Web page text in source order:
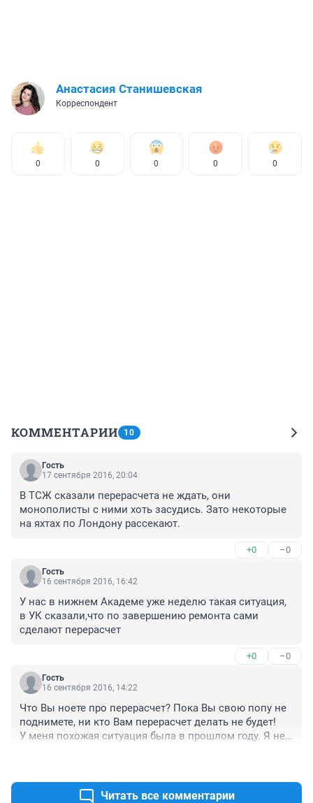
Анастасия Станишевская
Корреспондент
0 0 0 0 0
КОММЕНТАРИИ 10
Гость
17 сентября 2016, 20:04
В ТСЖ сказали перерасчета не ждать, они
монополисты с ними хоть засудись. Зато некоторые
на яхтах по Лондону рассекают.
+0 –0
Гость
16 сентября 2016, 16:42
У нас в нижнем Академе уже неделю такая ситуация,
в УК сказали,что по завершению ремонта сами
сделают перерасчет
+0 –0
Гость
16 сентября 2016, 14:22
Что Вы ноете про перерасчет? Пока Вы свою попу не
поднимете, ни кто Вам перерасчет делать не будет!
У меня похожая ситуация была в прошлом году. Я не
1. Пересчитали с момента подачи заявления.
Читать все комментарии